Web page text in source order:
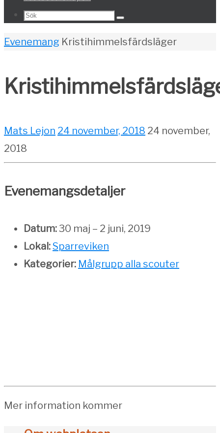
Search
Sök
Home
Evenemang Kristihimmelsfärdsläger
Mats Lejon 24 november, 2018 24 november,
2018
Evenemangsdetaljer
Datum:30 maj – 2 juni, 2019
Lokal:Sparreviken
Kategorier: Målgrupp alla scouter
Mer information kommer